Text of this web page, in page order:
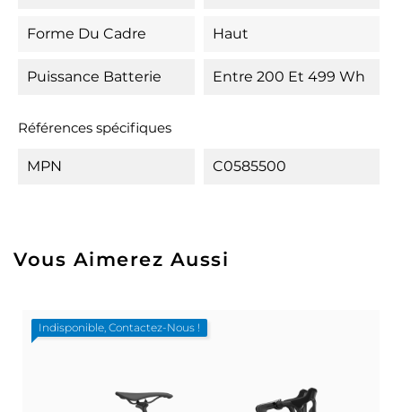
Forme Du Cadre Haut
Puissance Batterie Entre 200 Et 499 Wh
Références spécifiques
MPN C0585500
Vous Aimerez Aussi
Indisponible, Contactez-Nous !